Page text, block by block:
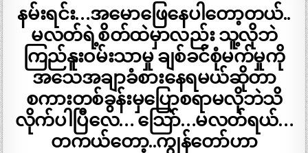
နမ်းရင်း…အမောဖြေနေပါတော့တယ်..
မလတ်ရဲ့စိတ်ထဲမှာလည်း သူ့လိုဘဲ
ကြည်နူးဝမ်းသာမှု ချစ်ခင်စုံမက်မှုကို
အသေအချာခံစားနေရမယ်ဆိုတာ
စကားတစ်ခွန်းမှပြောစရာမလိုဘဲသိ
လိုက်ပါပြီလေ… သြော်…မလတ်ရယ်…
တကယ်တော့..ကျွန်တော်ဟာ